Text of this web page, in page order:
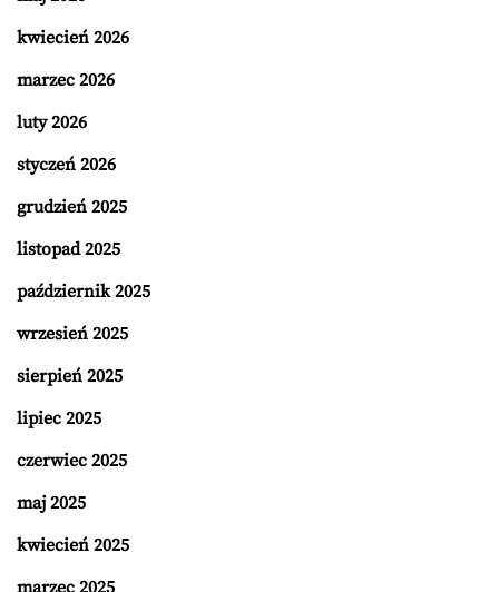
kwiecień 2026
marzec 2026
luty 2026
styczeń 2026
grudzień 2025
listopad 2025
październik 2025
wrzesień 2025
sierpień 2025
lipiec 2025
czerwiec 2025
maj 2025
kwiecień 2025